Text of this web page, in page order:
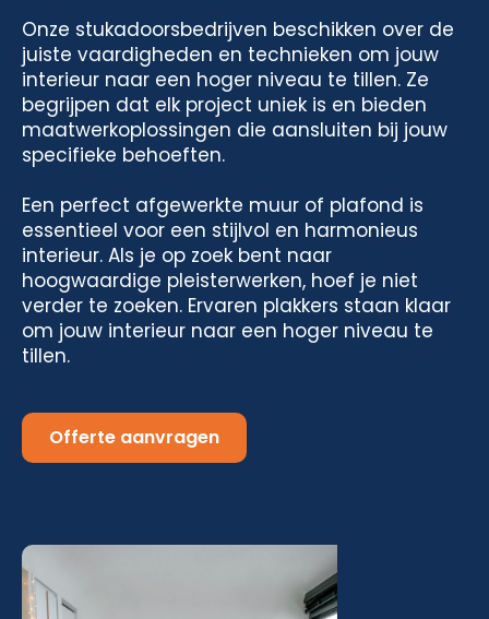
Onze stukadoorsbedrijven beschikken over de
juiste vaardigheden en technieken om jouw
interieur naar een hoger niveau te tillen. Ze
begrijpen dat elk project uniek is en bieden
maatwerkoplossingen die aansluiten bij jouw
specifieke behoeften.
Een perfect afgewerkte muur of plafond is
essentieel voor een stijlvol en harmonieus
interieur. Als je op zoek bent naar
hoogwaardige pleisterwerken, hoef je niet
verder te zoeken. Ervaren plakkers staan klaar
om jouw interieur naar een hoger niveau te
tillen.
Offerte aanvragen